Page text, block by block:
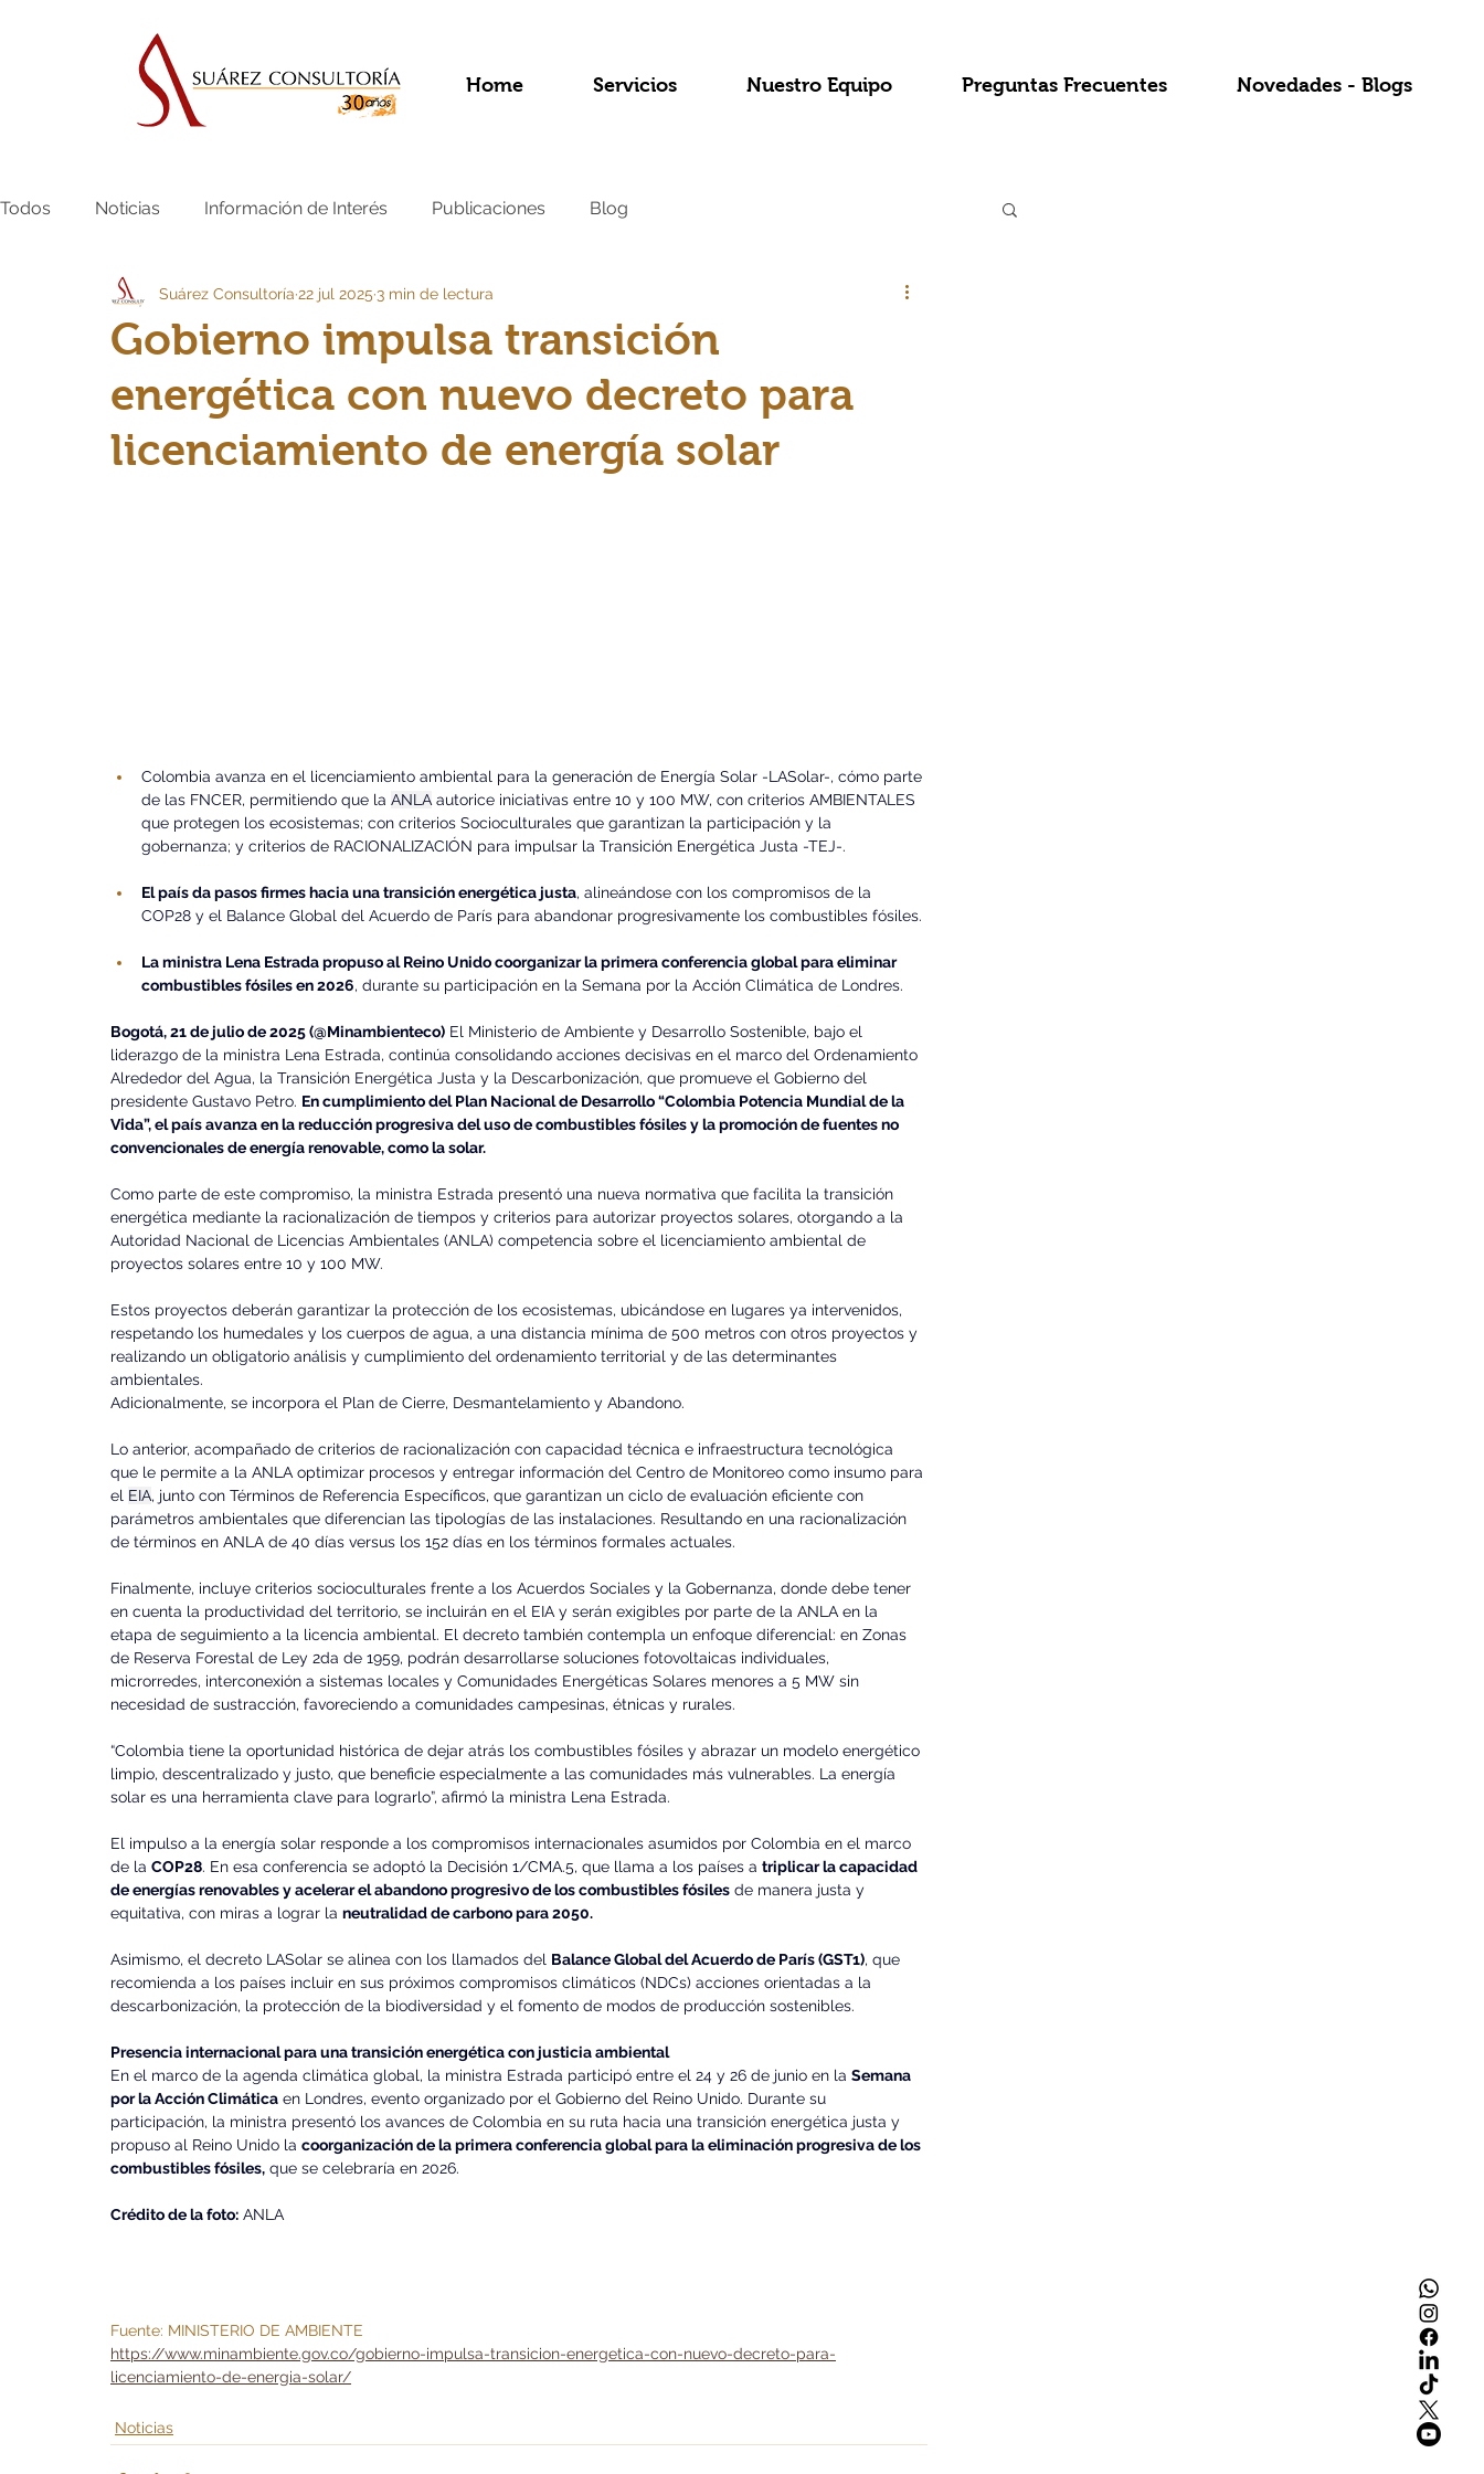
Home Servicios Nuestro Equipo Preguntas Frecuentes Novedades - Blogs
Todos Noticias Información de Interés Publicaciones Blog
Gobierno impulsa transición
energética con nuevo decreto para
licenciamiento de energía solar
Suárez Consultoría 22 jul 2025 3 min de lectura
Colombia avanza en el licenciamiento ambiental para la generación de Energía Solar -LASolar-, cómo parte
de las FNCER, permitiendo que la ANLA autorice iniciativas entre 10 y 100 MW, con criterios AMBIENTALES
que protegen los ecosistemas; con criterios Socioculturales que garantizan la participación y la
gobernanza; y criterios de RACIONALIZACIÓN para impulsar la Transición Energética Justa -TEJ-.
El país da pasos firmes hacia una transición energética justa, alineándose con los compromisos de la
COP28 y el Balance Global del Acuerdo de París para abandonar progresivamente los combustibles fósiles.
La ministra Lena Estrada propuso al Reino Unido coorganizar la primera conferencia global para eliminar
combustibles fósiles en 2026, durante su participación en la Semana por la Acción Climática de Londres.
Bogotá, 21 de julio de 2025 (@Minambienteco) El Ministerio de Ambiente y Desarrollo Sostenible, bajo el
liderazgo de la ministra Lena Estrada, continúa consolidando acciones decisivas en el marco del Ordenamiento
Alrededor del Agua, la Transición Energética Justa y la Descarbonización, que promueve el Gobierno del
presidente Gustavo Petro. En cumplimiento del Plan Nacional de Desarrollo “Colombia Potencia Mundial de la
Vida”, el país avanza en la reducción progresiva del uso de combustibles fósiles y la promoción de fuentes no
convencionales de energía renovable, como la solar.
Como parte de este compromiso, la ministra Estrada presentó una nueva normativa que facilita la transición
energética mediante la racionalización de tiempos y criterios para autorizar proyectos solares, otorgando a la
Autoridad Nacional de Licencias Ambientales (ANLA) competencia sobre el licenciamiento ambiental de
proyectos solares entre 10 y 100 MW.
Estos proyectos deberán garantizar la protección de los ecosistemas, ubicándose en lugares ya intervenidos,
respetando los humedales y los cuerpos de agua, a una distancia mínima de 500 metros con otros proyectos y
realizando un obligatorio análisis y cumplimiento del ordenamiento territorial y de las determinantes
ambientales.
Adicionalmente, se incorpora el Plan de Cierre, Desmantelamiento y Abandono.
Lo anterior, acompañado de criterios de racionalización con capacidad técnica e infraestructura tecnológica
que le permite a la ANLA optimizar procesos y entregar información del Centro de Monitoreo como insumo para
el EIA, junto con Términos de Referencia Específicos, que garantizan un ciclo de evaluación eficiente con
parámetros ambientales que diferencian las tipologías de las instalaciones. Resultando en una racionalización
de términos en ANLA de 40 días versus los 152 días en los términos formales actuales.
Finalmente, incluye criterios socioculturales frente a los Acuerdos Sociales y la Gobernanza, donde debe tener
en cuenta la productividad del territorio, se incluirán en el EIA y serán exigibles por parte de la ANLA en la
etapa de seguimiento a la licencia ambiental. El decreto también contempla un enfoque diferencial: en Zonas
de Reserva Forestal de Ley 2da de 1959, podrán desarrollarse soluciones fotovoltaicas individuales,
microrredes, interconexión a sistemas locales y Comunidades Energéticas Solares menores a 5 MW sin
necesidad de sustracción, favoreciendo a comunidades campesinas, étnicas y rurales.
“Colombia tiene la oportunidad histórica de dejar atrás los combustibles fósiles y abrazar un modelo energético
limpio, descentralizado y justo, que beneficie especialmente a las comunidades más vulnerables. La energía
solar es una herramienta clave para lograrlo”, afirmó la ministra Lena Estrada.
El impulso a la energía solar responde a los compromisos internacionales asumidos por Colombia en el marco
de la COP28. En esa conferencia se adoptó la Decisión 1/CMA.5, que llama a los países a triplicar la capacidad
de energías renovables y acelerar el abandono progresivo de los combustibles fósiles de manera justa y
equitativa, con miras a lograr la neutralidad de carbono para 2050.
Asimismo, el decreto LASolar se alinea con los llamados del Balance Global del Acuerdo de París (GST1), que
recomienda a los países incluir en sus próximos compromisos climáticos (NDCs) acciones orientadas a la
descarbonización, la protección de la biodiversidad y el fomento de modos de producción sostenibles.
Presencia internacional para una transición energética con justicia ambiental
En el marco de la agenda climática global, la ministra Estrada participó entre el 24 y 26 de junio en la Semana
por la Acción Climática en Londres, evento organizado por el Gobierno del Reino Unido. Durante su
participación, la ministra presentó los avances de Colombia en su ruta hacia una transición energética justa y
propuso al Reino Unido la coorganización de la primera conferencia global para la eliminación progresiva de los
combustibles fósiles, que se celebraría en 2026.
Crédito de la foto: ANLA
Fuente: MINISTERIO DE AMBIENTE
https://www.minambiente.gov.co/gobierno-impulsa-transicion-energetica-con-nuevo-decreto-para-
licenciamiento-de-energia-solar/
Noticias